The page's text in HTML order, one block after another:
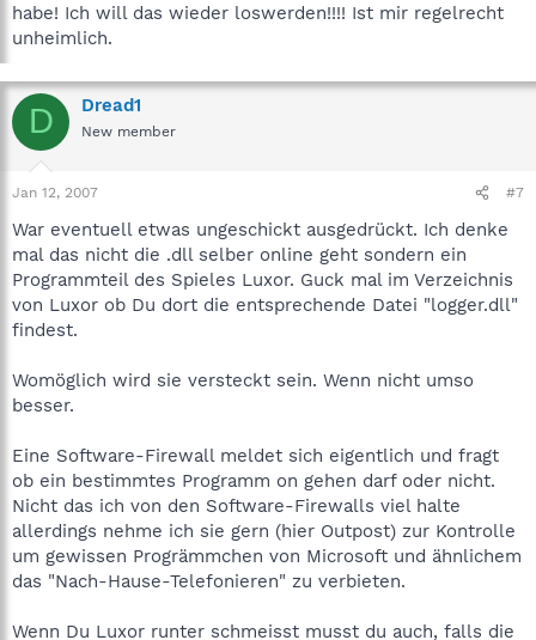
habe! Ich will das wieder loswerden!!!! Ist mir regelrecht
unheimlich.
D Dread1
New member
Jan 12, 2007 #7
War eventuell etwas ungeschickt ausgedrückt. Ich denke
mal das nicht die .dll selber online geht sondern ein
Programmteil des Spieles Luxor. Guck mal im Verzeichnis
von Luxor ob Du dort die entsprechende Datei "logger.dll"
findest.
Womöglich wird sie versteckt sein. Wenn nicht umso
besser.
Eine Software-Firewall meldet sich eigentlich und fragt
ob ein bestimmtes Programm on gehen darf oder nicht.
Nicht das ich von den Software-Firewalls viel halte
allerdings nehme ich sie gern (hier Outpost) zur Kontrolle
um gewissen Progrämmchen von Microsoft und ähnlichem
das "Nach-Hause-Telefonieren" zu verbieten.
Wenn Du Luxor runter schmeisst musst du auch, falls die